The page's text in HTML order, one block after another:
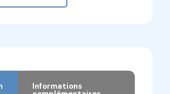
Informations